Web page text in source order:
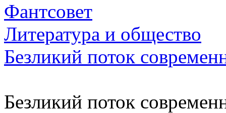
Фантсовет
Литература и общество
Безликий поток
Безликий поток